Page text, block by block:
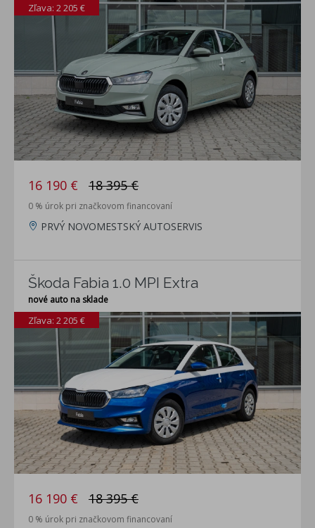
Zľava: 2 205 €
16 190 € 18 395 €
0 % úrok pri značkovom financovaní
PRVÝ NOVOMESTSKÝ AUTOSERVIS
Škoda Fabia 1.0 MPI Extra
nové auto na sklade
Zľava: 2 205 €
16 190 € 18 395 €
0 % úrok pri značkovom financovaní